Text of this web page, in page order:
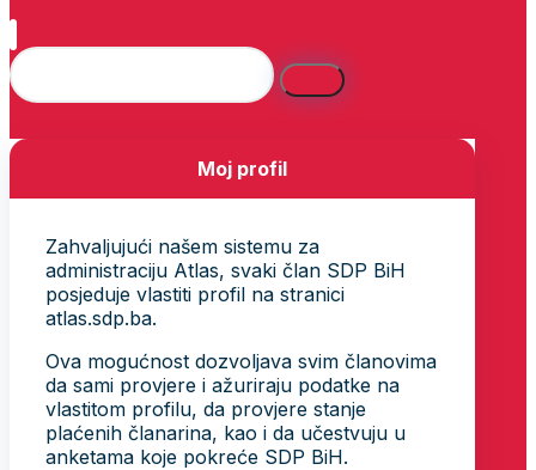
Moj profil
Zahvaljujući našem sistemu za
administraciju Atlas, svaki član SDP BiH
posjeduje vlastiti profil na stranici
atlas.sdp.ba.
Ova mogućnost dozvoljava svim članovima
da sami provjere i ažuriraju podatke na
vlastitom profilu, da provjere stanje
plaćenih članarina, kao i da učestvuju u
anketama koje pokreće SDP BiH.